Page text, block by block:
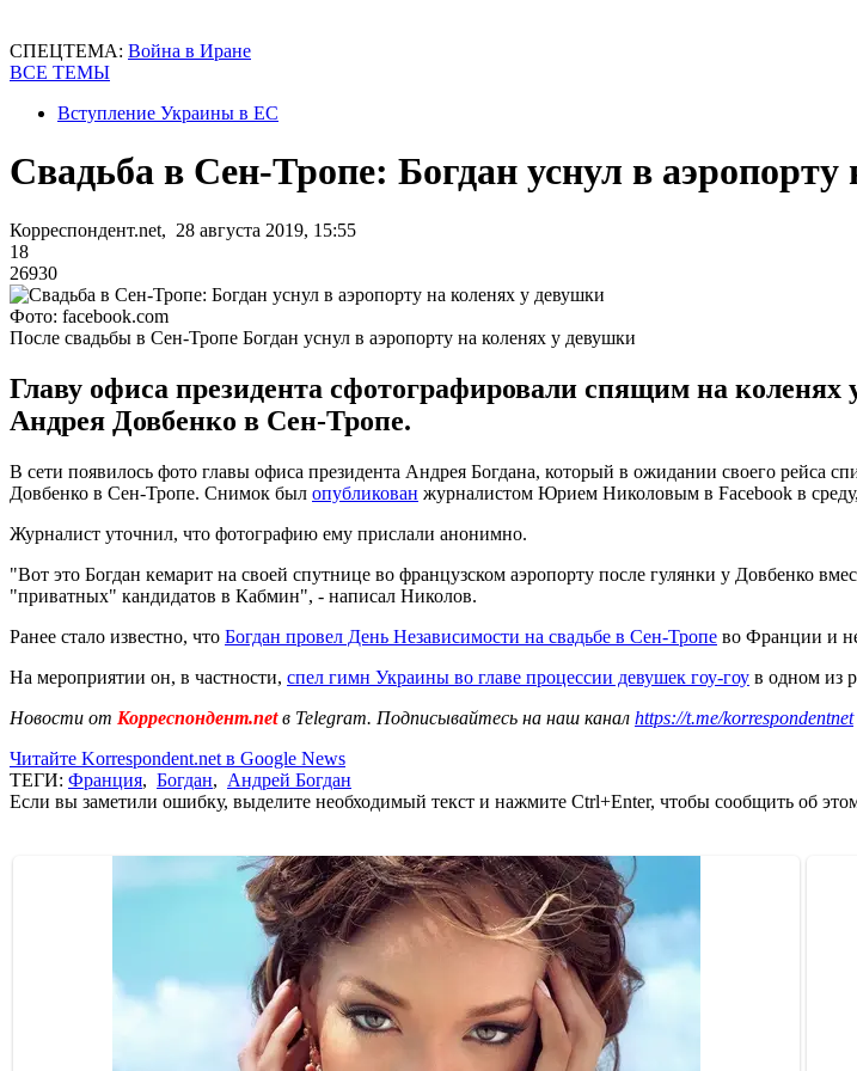
СПЕЦТЕМА: Война в Иране
ВСЕ ТЕМЫ
Вступление Украины в ЕС
Свадьба в Сен-Тропе: Богдан уснул в
Корреспондент.net, 28 августа 2019, 15:55
18
26930
Фото: facebook.com
После свадьбы в Сен-Тропе Богдан уснул в аэропорту на коленях у девушки
Главу офиса президента сфотографировали спящим на
Андрея Довбенко в Сен-Тропе.
В сети появилось фото главы офиса президента Андрея Богдана, который в ожидании своего рейса
Довбенко в Сен-Тропе. Снимок был опубликован журналистом Юрием Николовым в Facebook в среду,
Журналист уточнил, что фотографию ему прислали анонимно.
"Вот это Богдан кемарит на своей спутнице во французском аэропорту после гулянки у Довбенко
"приватных" кандидатов в Кабмин", - написал Николов.
Ранее стало известно, что Богдан провел День Независимости на свадьбе в Сен-Тропе во Франции и
На мероприятии он, в частности, спел гимн Украины во главе процессии девушек гоу-гоу в одном из
Новости от Корреспондент.netв Telegram. Подписывайтесь на наш канал https://t.me/korrespondentnet
Читайте Korrespondent.net в Google News
ТЕГИ: Франция, Богдан, Андрей Богдан
Если вы заметили ошибку, выделите необходимый текст и нажмите Ctrl+Enter, чтобы сообщить об